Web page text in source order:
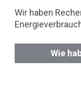
Wir haben
Wie